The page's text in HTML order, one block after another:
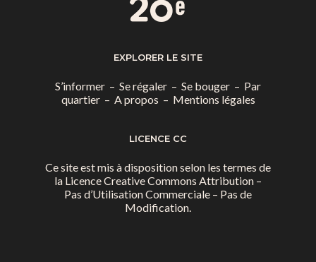
EXPLORER LE SITE
S’informer – Se régaler – Se bouger – Par
quartier– A propos – Mentions légales
LICENCE CC
Ce site est mis à disposition selon les termes de
la Licence Creative Commons Attribution –
Pas d’Utilisation Commerciale – Pas de
Modification.